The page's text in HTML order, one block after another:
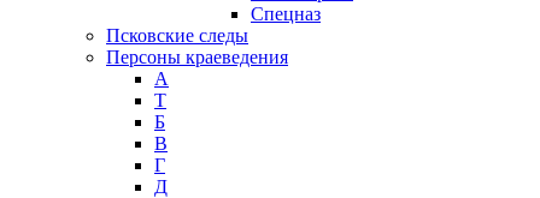
Спецназ
Псковские следы
Персоны краеведения
А
T
Б
В
Г
Д